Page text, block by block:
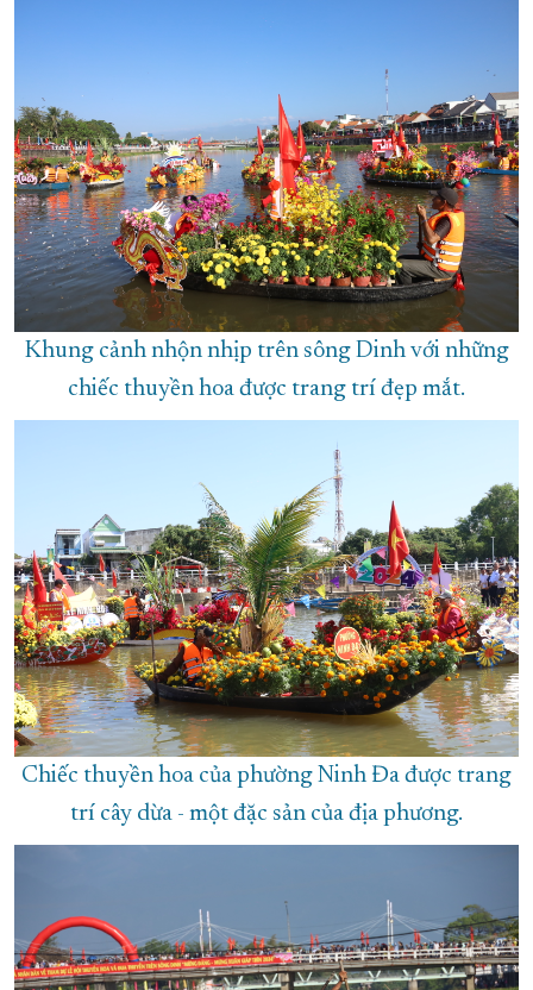
Khung cảnh nhộn nhịp trên sông Dinh với những
chiếc thuyền hoa được trang trí đẹp mắt.
Chiếc thuyền hoa của phường Ninh Đa được trang
trí cây dừa - một đặc sản của địa phương.